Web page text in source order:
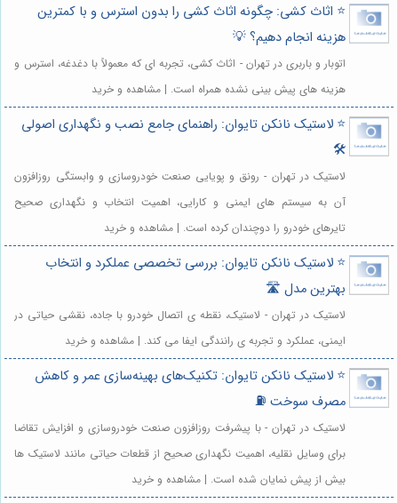
⭐️ اثاث کشی: چگونه اثاث کشی را بدون استرس و با کمترین
هزینه انجام دهیم؟ 💡
اتوبار و باربری در تهران - اثاث کشی، تجربه ای که معمولاً با دغدغه، استرس و
هزینه های پیش بینی نشده همراه است. | مشاهده و خرید
⭐️ لاستیک نانکن تایوان: راهنمای جامع نصب و نگهداری اصولی
🛠️
لاستیک در تهران - رونق و پویایی صنعت خودروسازی و وابستگی روزافزون
آن به سیستم های ایمنی و کارایی، اهمیت انتخاب و نگهداری صحیح
تایرهای خودرو را دوچندان کرده است. | مشاهده و خرید
⭐️ لاستیک نانکن تایوان: بررسی تخصصی عملکرد و انتخاب
بهترین مدل 🛣️
لاستیک در تهران - لاستیک، نقطه ی اتصال خودرو با جاده، نقشی حیاتی در
ایمنی، عملکرد و تجربه ی رانندگی ایفا می کند. | مشاهده و خرید
⭐️ لاستیک نانکن تایوان: تکنیک‌های بهینه‌سازی عمر و کاهش
مصرف سوخت ⛽
لاستیک در تهران - با پیشرفت روزافزون صنعت خودروسازی و افزایش تقاضا
برای وسایل نقلیه، اهمیت نگهداری صحیح از قطعات حیاتی مانند لاستیک ها
بیش از پیش نمایان شده است. | مشاهده و خرید